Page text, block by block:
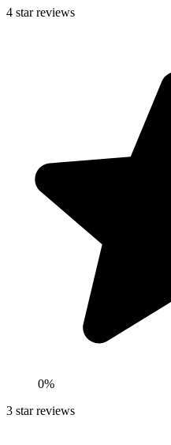
4 star reviews
0%
3 star reviews